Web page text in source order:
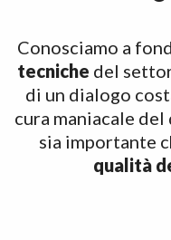
Conosciamo a
tecniche del
di un dialogo
cura maniacale
sia importante
qualità